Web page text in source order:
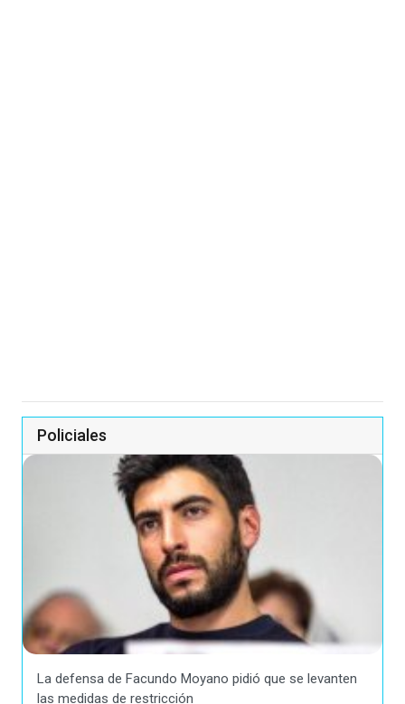
Policiales
La defensa de Facundo Moyano pidió que se levanten
las medidas de restricción